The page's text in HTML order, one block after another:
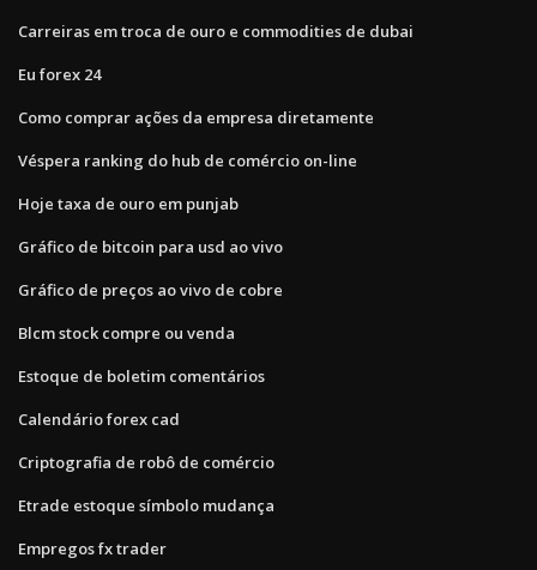
Carreiras em troca de ouro e commodities de dubai
Eu forex 24
Como comprar ações da empresa diretamente
Véspera ranking do hub de comércio on-line
Hoje taxa de ouro em punjab
Gráfico de bitcoin para usd ao vivo
Gráfico de preços ao vivo de cobre
Blcm stock compre ou venda
Estoque de boletim comentários
Calendário forex cad
Criptografia de robô de comércio
Etrade estoque símbolo mudança
Empregos fx trader